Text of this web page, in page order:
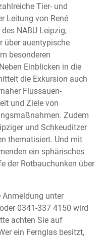
Tier- und
Leitung von René
NABU Leipzig,
über auentypische
besonderen
Einblicken in die
die Exkursion auch
Flussauen-
und Ziele von
Zudem
und Schkeuditzer
thematisiert. Und mit
ein sphärisches
der Rotbauchunken über
Anmeldung unter
0341-337 4150 wird
achten Sie auf
ein Fernglas besitzt,